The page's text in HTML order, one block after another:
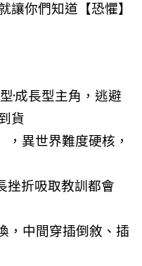
讓你們知道【恐懼】
·成長型主角，逃避
貨
異世界難度硬核，
挫折吸取教訓都會
，中間穿插倒敘、插